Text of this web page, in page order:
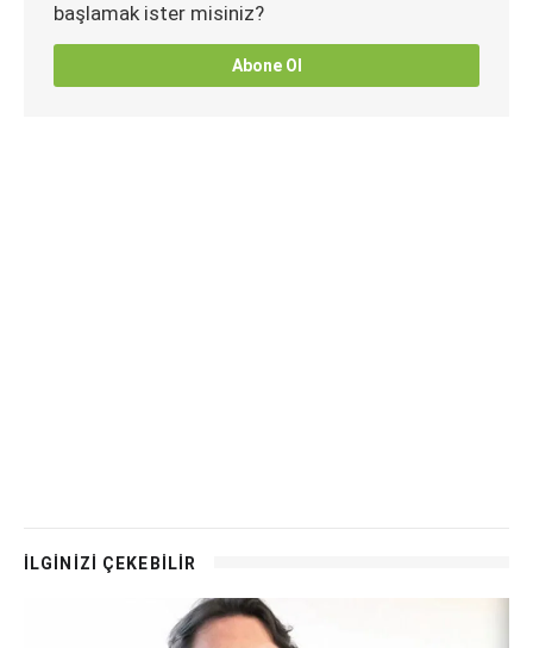
başlamak ister misiniz?
Abone Ol
İLGİNİZİ ÇEKEBİLİR